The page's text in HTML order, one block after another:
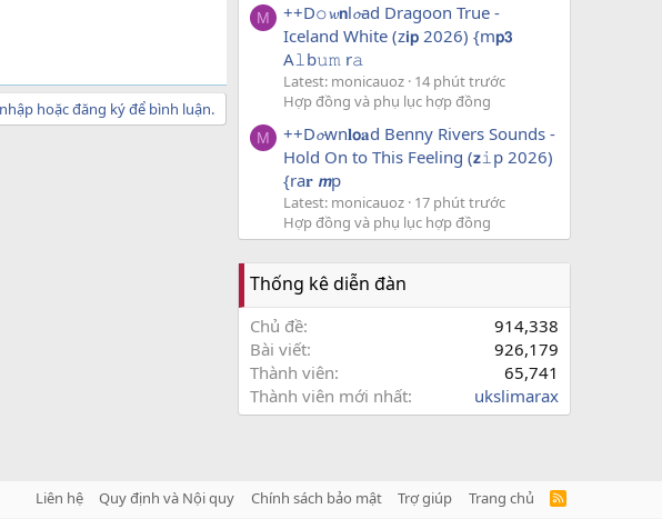
hoặc đăng ký để bình luận.
M
++D𝚘𝔀𝗻l𝓸ad Dragoon True -
Iceland White (z𝗶𝗽 2026) {m𝗽𝟯
A𝚕b𝚞𝚖 r𝚊
Latest: monicauoz 14 phút trước
Hợp đồng và phụ lục hợp đồng
M
++D𝓸wn𝐥𝗼𝐚d Benny Rivers Sounds -
Hold On to This Feeling (𝘇𝚒p 2026)
{ra𝐫 𝙢p
Latest: monicauoz 17 phút trước
Hợp đồng và phụ lục hợp đồng
Thống kê diễn đàn
Chủ đề
914,338
Bài viết
926,179
Thành viên
65,741
Thành viên mới nhất
ukslimarax
Liên hệ Quy định và Nội quy Chính sách bảo mật Trợ giúp Trang chủ
R